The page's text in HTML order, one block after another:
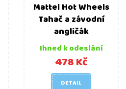
Mattel Hot Wheels
Tahač a závodní
angličák
Ihned k odeslání
478 Kč
DETAIL